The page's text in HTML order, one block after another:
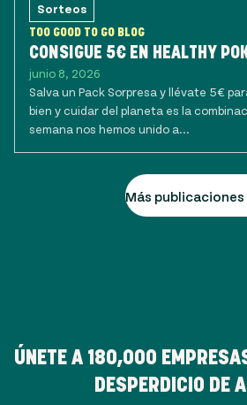
Sorteos
TOO GOOD TO GO BLOG
CONSIGUE 5€ EN HEALTHY
junio 8, 2026
Salva un Pack Sorpresa y llévate 5€
bien y cuidar del planeta es la
semana nos hemos unido a...
Más
ÚNETE A 180,000
DESPERDICIO DE